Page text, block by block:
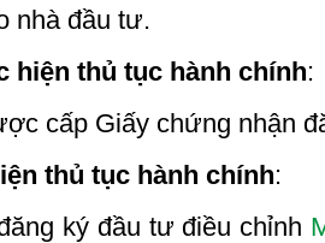
nhà đầu tư.
thủ tục hành chính:
cấp Giấy chứng nhận
thủ tục hành chính:
ký đầu tư điều chỉnh